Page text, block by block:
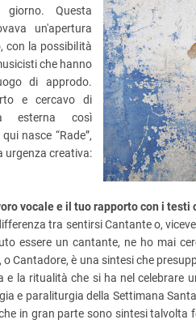
Questa
un'apertura
con la possibilità
che hanno
di approdo.
e cercavo di
esterna così
nasce “Rade”,
urgenza creativa:
vocale e il tuo rapporto con i
tra sentirsi Cantante o,
essere un cantante, ne ho mai
o Cantadore, è una sintesi che
e la ritualità che si ha nel celebrare
e paraliturgia della Settimana
in gran parte sono sintesi talvolta